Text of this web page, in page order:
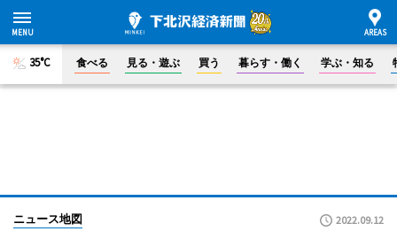
35°C 食べる 見る・遊ぶ 買う 暮らす・働く 学ぶ・知る
ニュース地図 2022.09.12